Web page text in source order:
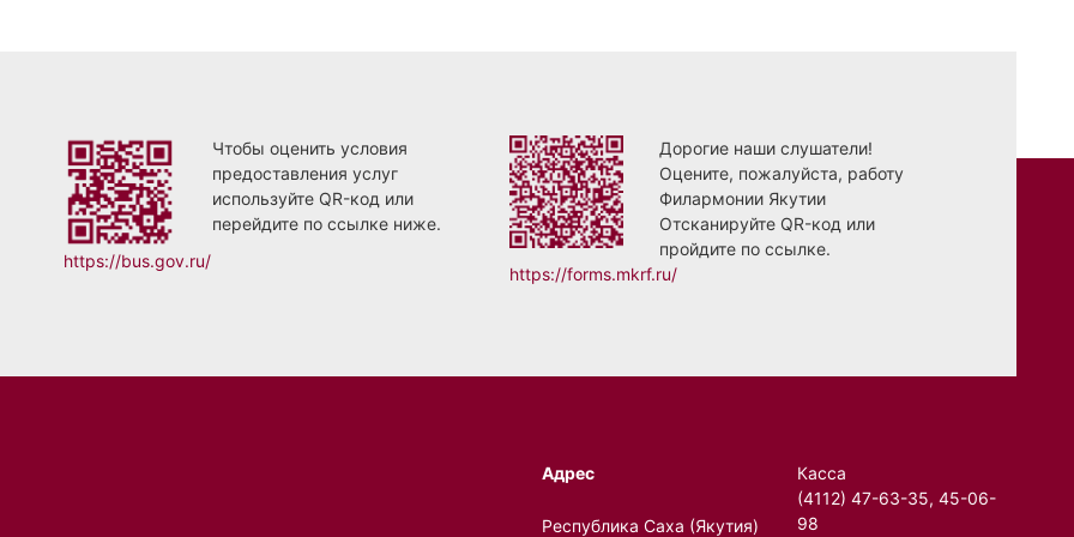
Чтобы оценить условия
предоставления услуг
используйте QR-код или
перейдите по ссылке ниже.
https://bus.gov.ru/
Дорогие наши слушатели!
Оцените, пожалуйста, работу
Филармонии Якутии
Отсканируйте QR-код или
пройдите по ссылке.
https://forms.mkrf.ru/
Адрес
Республика Саха (Якутия)
Касса
(4112) 47-63-35, 45-06-
98